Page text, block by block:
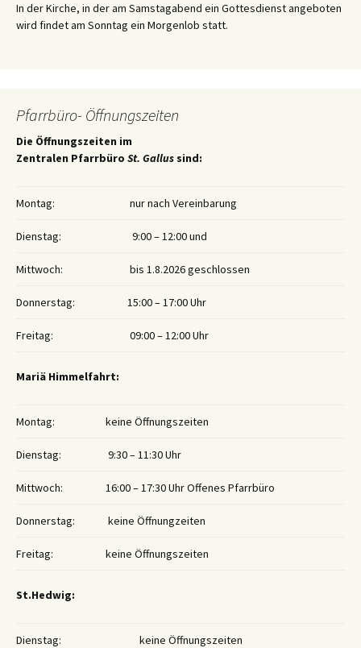
In der Kirche, in der am Samstagabend ein Gottesdienst angeboten
wird findet am Sonntag ein Morgenlob statt.
Pfarrbüro- Öffnungszeiten
Die Öffnungszeiten im
Zentralen Pfarrbüro St. Gallus sind:
Montag: nur nach Vereinbarung
Dienstag: 9:00 – 12:00 und
Mittwoch: bis 1.8.2026 geschlossen
Donnerstag: 15:00 – 17:00 Uhr
Freitag: 09:00 – 12:00 Uhr
Mariä Himmelfahrt:
Montag: keine Öffnungszeiten
Dienstag: 9:30 – 11:30 Uhr
Mittwoch: 16:00 – 17:30 Uhr Offenes Pfarrbüro
Donnerstag: keine Öffnungzeiten
Freitag: keine Öffnungszeiten
St.Hedwig:
Dienstag: keine Öffnungszeiten